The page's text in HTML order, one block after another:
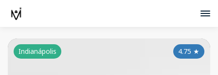
4.75 ★
Indianápolis